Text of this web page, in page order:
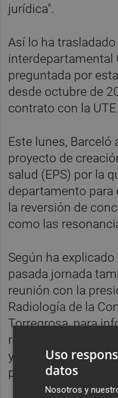
jurídica".
Así lo ha
interdepartamental
preguntada por
desde octubre de
contrato con la
Este lunes, Barceló
proyecto de
salud (EPS) por la
departamento para
la reversión de
como las
Según ha
pasada jornada
reunión con la
Radiología de la
Torregrosa, para
reanudación del
y negociaciones"
personal a su cargo.
Uso
datos
Nosotros y